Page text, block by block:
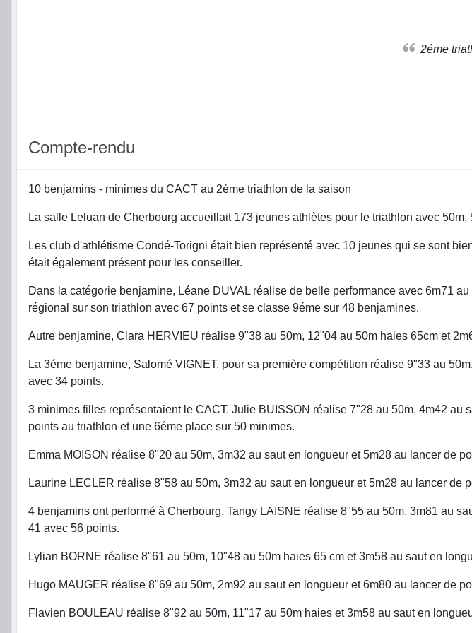
2éme
Compte-rendu
10 benjamins - minimes du CACT au 2éme triathlon de la saison
La salle Leluan de Cherbourg accueillait 173 jeunes athlètes pour le triathlon avec
Les club d'athlétisme Condé-Torigni était bien représenté avec 10 jeunes qui se sont
était également présent pour les conseiller.
Dans la catégorie benjamine, Léane DUVAL réalise de belle performance avec 6m71
régional sur son triathlon avec 67 points et se classe 9éme sur 48 benjamines.
Autre benjamine, Clara HERVIEU réalise 9"38 au 50m, 12"04 au 50m haies 65cm et
La 3éme benjamine, Salomé VIGNET, pour sa première compétition réalise 9"33 au
avec 34 points.
3 minimes filles représentaient le CACT. Julie BUISSON réalise 7"28 au 50m, 4m42
points au triathlon et une 6éme place sur 50 minimes.
Emma MOISON réalise 8"20 au 50m, 3m32 au saut en longueur et 5m28 au lancer de
Laurine LECLER réalise 8"58 au 50m, 3m32 au saut en longueur et 5m28 au lancer de
4 benjamins ont performé à Cherbourg. Tangy LAISNE réalise 8"55 au 50m, 3m81 au
41 avec 56 points.
Lylian BORNE réalise 8"61 au 50m, 10"48 au 50m haies 65 cm et 3m58 au saut en
Hugo MAUGER réalise 8"69 au 50m, 2m92 au saut en longueur et 6m80 au lancer de
Flavien BOULEAU réalise 8"92 au 50m, 11"17 au 50m haies et 3m58 au saut en